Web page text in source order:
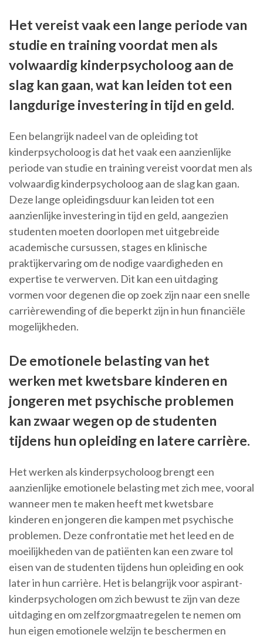
Het vereist vaak een lange periode van
studie en training voordat men als
volwaardig kinderpsycholoog aan de
slag kan gaan, wat kan leiden tot een
langdurige investering in tijd en geld.
Een belangrijk nadeel van de opleiding tot
kinderpsycholoog is dat het vaak een aanzienlijke
periode van studie en training vereist voordat men als
volwaardig kinderpsycholoog aan de slag kan gaan.
Deze lange opleidingsduur kan leiden tot een
aanzienlijke investering in tijd en geld, aangezien
studenten moeten doorlopen met uitgebreide
academische cursussen, stages en klinische
praktijkervaring om de nodige vaardigheden en
expertise te verwerven. Dit kan een uitdaging
vormen voor degenen die op zoek zijn naar een snelle
carrièrewending of die beperkt zijn in hun financiële
mogelijkheden.
De emotionele belasting van het
werken met kwetsbare kinderen en
jongeren met psychische problemen
kan zwaar wegen op de studenten
tijdens hun opleiding en latere carrière.
Het werken als kinderpsycholoog brengt een
aanzienlijke emotionele belasting met zich mee, vooral
wanneer men te maken heeft met kwetsbare
kinderen en jongeren die kampen met psychische
problemen. Deze confrontatie met het leed en de
moeilijkheden van de patiënten kan een zware tol
eisen van de studenten tijdens hun opleiding en ook
later in hun carrière. Het is belangrijk voor aspirant-
kinderpsychologen om zich bewust te zijn van deze
uitdaging en om zelfzorgmaatregelen te nemen om
hun eigen emotionele welzijn te beschermen en